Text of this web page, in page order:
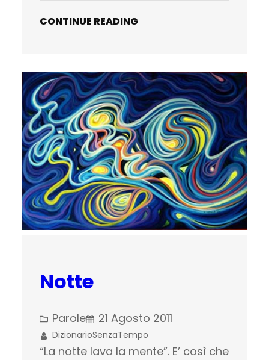
CONTINUE READING
Notte
Parole 21 Agosto 2011
DizionarioSenzaTempo
“La notte lava la mente”. E’ così che